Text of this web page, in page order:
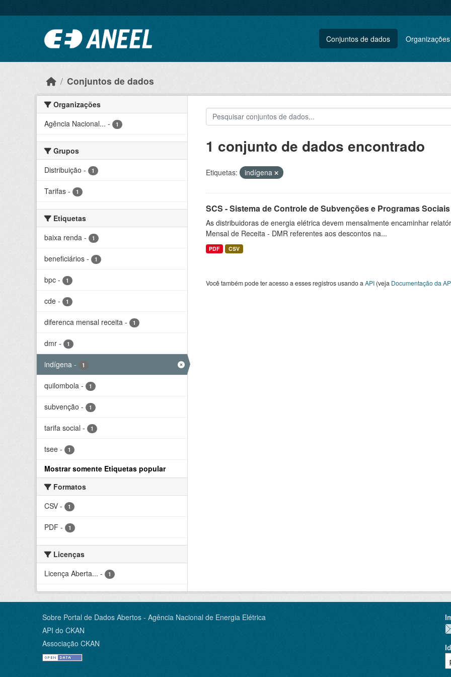
Conjuntos de dados Organizações
Conjuntos de dados
Organizações
Agência Nacional... - 1
Grupos
Distribuição - 1
Tarifas - 1
Etiquetas
baixa renda - 1
beneficiários - 1
bpc - 1
cde - 1
diferenca mensal receita - 1
dmr - 1
indígena - 1
quilombola - 1
subvenção - 1
tarifa social - 1
tsee - 1
Mostrar somente Etiquetas popular
Formatos
CSV - 1
PDF - 1
Licenças
Licença Aberta... - 1
1 conjunto de dados encontrado
Etiquetas: indígena
SCS - Sistema de Controle de Subvenções e Programas
As distribuidoras de energia elétrica devem mensalmente encaminhar
Mensal de Receita - DMR referentes aos descontos na...
PDF CSV
Você também pode ter acesso a esses registros usando a API(veja Documentação da
Sobre Portal de Dados Abertos - Agência Nacional de Energia Elétrica
API do CKAN
Associação CKAN